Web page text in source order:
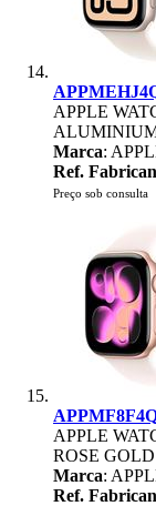
APPLE
Marca:
Ref.
Preço sob consulta
APPLE
ROSE
Marca:
Ref.